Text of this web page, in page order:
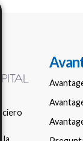
la